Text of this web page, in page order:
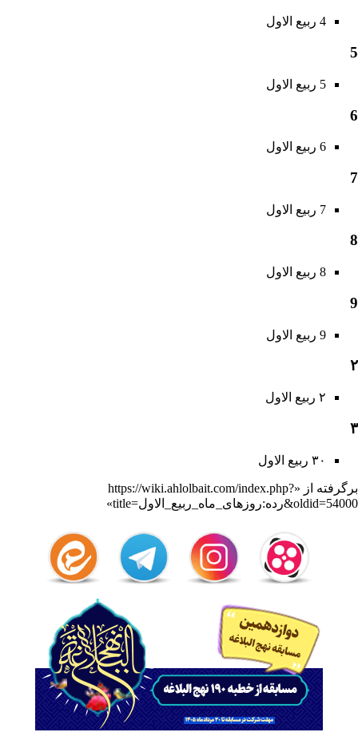
4 ربیع الاول
5
5 ربیع الاول
6
6 ربیع الاول
7
7 ربیع الاول
8
8 ربیع الاول
9
9 ربیع الاول
۲
۲ ربیع الاول
۳
۳۰ ربیع الاول
برگرفته از «https://wiki.ahlolbait.com/index.php?
title=رده:روزهای_ماه_ربیع_الاول&oldid=54000
»